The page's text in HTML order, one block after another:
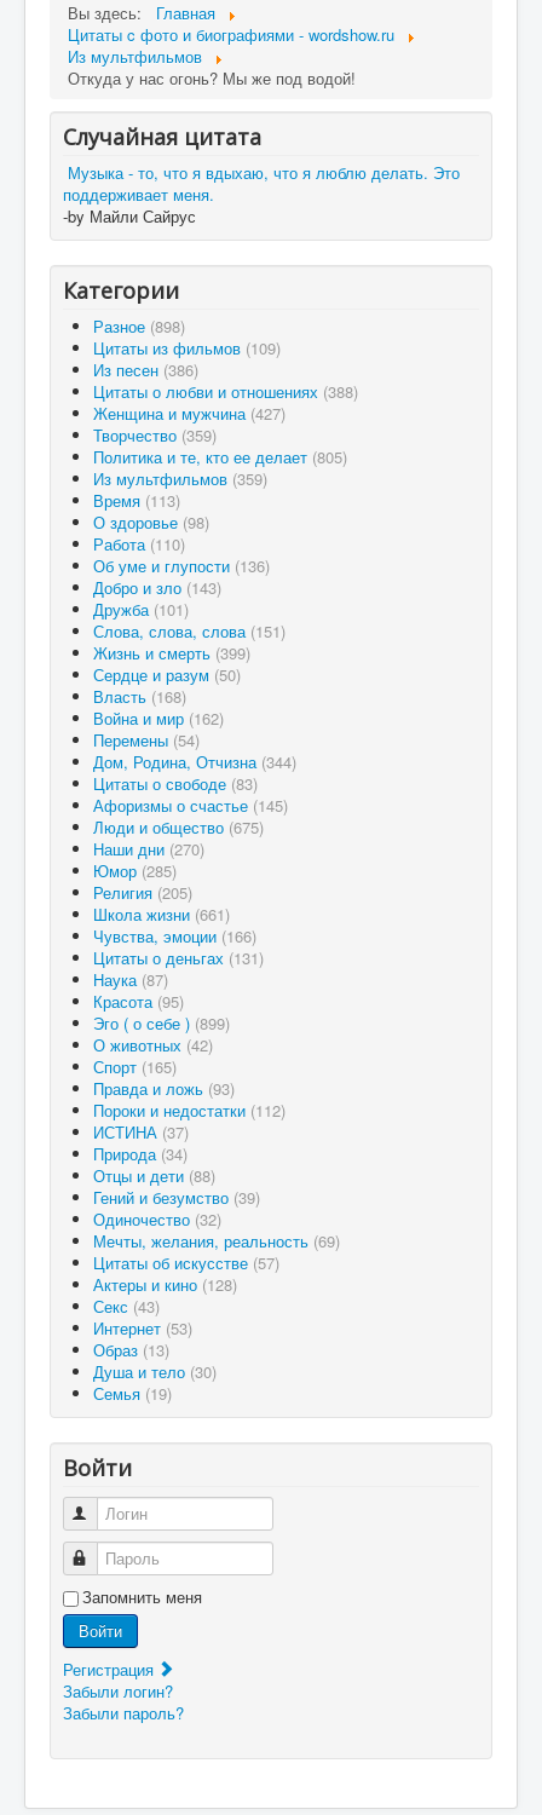
Вы здесь:
Главная
Цитаты c фото и биографиями - wordshow.ru
Из мультфильмов
Откуда у нас огонь? Мы же под водой!
Случайная цитата
Музыка - то, что я вдыхаю, что я люблю делать. Это
поддерживает меня.
-by Майли Сайрус
Категории
Разное (898)
Цитаты из фильмов (109)
Из песен (386)
Цитаты о любви и отношениях (388)
Женщина и мужчина (427)
Творчество (359)
Политика и те, кто ее делает (805)
Из мультфильмов (359)
Время (113)
О здоровье (98)
Работа (110)
Об уме и глупости (136)
Добро и зло (143)
Дружба (101)
Слова, слова, слова (151)
Жизнь и смерть (399)
Сердце и разум (50)
Власть (168)
Война и мир (162)
Перемены (54)
Дом, Родина, Отчизна (344)
Цитаты о свободе (83)
Афоризмы о счастье (145)
Люди и общество (675)
Наши дни (270)
Юмор (285)
Религия (205)
Школа жизни (661)
Чувства, эмоции (166)
Цитаты о деньгах (131)
Наука (87)
Красота (95)
Эго ( о себе ) (899)
О животных (42)
Спорт (165)
Правда и ложь (93)
Пороки и недостатки (112)
ИСТИНА (37)
Природа (34)
Отцы и дети (88)
Гений и безумство (39)
Одиночество (32)
Мечты, желания, реальность (69)
Цитаты об искусстве (57)
Актеры и кино (128)
Секс (43)
Интернет (53)
Образ (13)
Душа и тело (30)
Семья (19)
Войти
Логин
Пароль
Запомнить меня
Войти
Регистрация
Забыли логин?
Забыли пароль?